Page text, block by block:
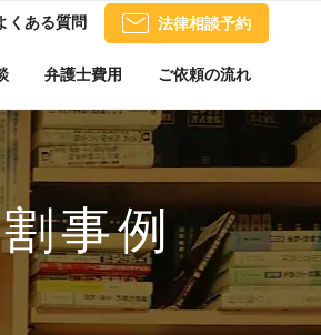
くある質問 法律相談予約
弁護士費用 ご依頼の流れ
事例